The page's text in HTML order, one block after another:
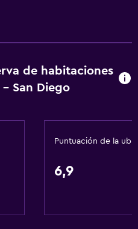
de habitaciones
San Diego
Puntuación de la
6,9